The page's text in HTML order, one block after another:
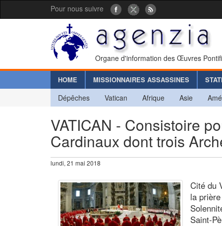
Pour nous suivre
Organe d'information des Œuvres
HOME MISSIONNAIRES ASSASSINES
Dépêches Vatican Afrique Asie
VATICAN - Consistoire
Cardinaux dont trois
lundi, 21 mai 2018
Cité du
la
Saint-